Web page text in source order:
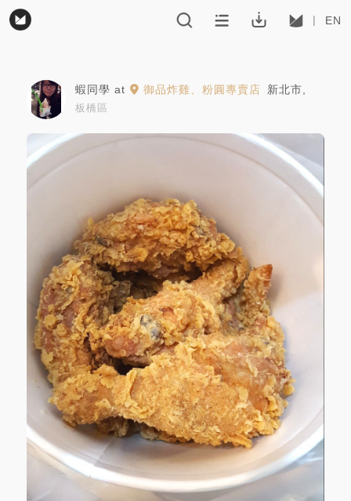
EN
蝦同學 at 御品炸雞、粉圓專賣店 新北市
板橋區